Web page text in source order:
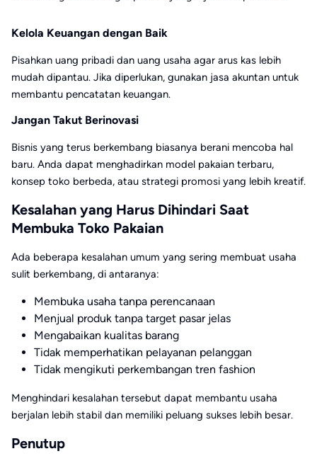
Kelola Keuangan dengan Baik
Pisahkan uang pribadi dan uang usaha agar arus kas lebih
mudah dipantau. Jika diperlukan, gunakan jasa akuntan untuk
membantu pencatatan keuangan.
Jangan Takut Berinovasi
Bisnis yang terus berkembang biasanya berani mencoba hal
baru. Anda dapat menghadirkan model pakaian terbaru,
konsep toko berbeda, atau strategi promosi yang lebih kreatif.
Kesalahan yang Harus Dihindari Saat
Membuka Toko Pakaian
Ada beberapa kesalahan umum yang sering membuat usaha
sulit berkembang, di antaranya:
Membuka usaha tanpa perencanaan
Menjual produk tanpa target pasar jelas
Mengabaikan kualitas barang
Tidak memperhatikan pelayanan pelanggan
Tidak mengikuti perkembangan tren fashion
Menghindari kesalahan tersebut dapat membantu usaha
berjalan lebih stabil dan memiliki peluang sukses lebih besar.
Penutup